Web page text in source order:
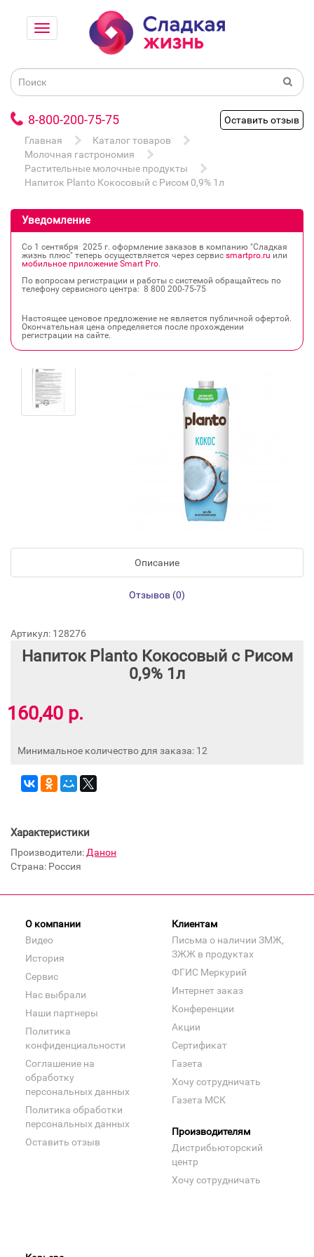
8-800-200-75-75
Оставить отзыв
Главная
Каталог товаров
Молочная гастрономия
Растительные молочные продукты
Напиток Planto Кокосовый с Рисом 0,9% 1л
Уведомление
Со 1 сентября 2025 г. оформление заказов в компанию "Сладкая
жизнь плюс" теперь осуществляется через сервис smartpro.ru или
мобильное приложение Smart Pro.
По вопросам регистрации и работы с системой обращайтесь по
телефону сервисного центра: 8 800 200‐75‐75
Настоящее ценовое предложение не является публичной офертой.
Окончательная цена определяется после прохождении
регистрации на сайте.
Описание
Отзывов (0)
Артикул: 128276
Напиток Planto Кокосовый с Рисом
0,9% 1л
160,40 р.
Минимальное количество для заказа: 12
Характеристики
Производители: Данон
Страна: Россия
О компании
Видео
История
Сервис
Нас выбрали
Наши партнеры
Политика
конфиденциальности
Соглашение на
обработку
персональных данных
Политика обработки
персональных данных
Оставить отзыв
Клиентам
Письма о наличии ЗМЖ,
ЗЖЖ в продуктах
ФГИС Меркурий
Интернет заказ
Конференции
Акции
Сертификат
Газета
Хочу сотрудничать
Газета МСК
Производителям
Дистрибьюторский
центр
Хочу сотрудничать